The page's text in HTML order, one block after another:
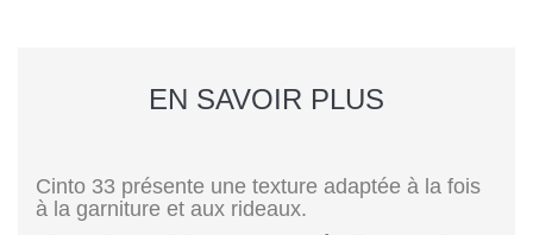
EN SAVOIR PLUS
Cinto 33 présente une texture adaptée à la fois
à la garniture et aux rideaux.